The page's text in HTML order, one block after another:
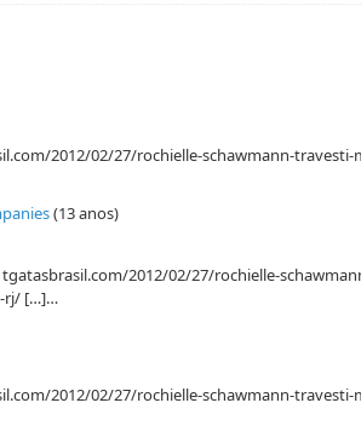
2012/02/27/rochielle-schawmann-
(13 anos)
2012/02/27/rochielle-
rj/ […]…
2012/02/27/rochielle-schawmann-